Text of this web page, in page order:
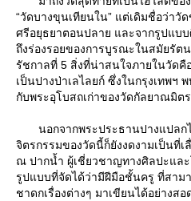
“วัดบางขุนเทียนใน” แต่เดิมชื่อว่าวั
ศรีอยุธยาตอนปลาย และจากรูปแบ
ถึงร่องรอยของการบูรณะในสมัยรัต
รัชกาลที่ 5 สิ่งที่น่าสนใจภายในวัด
เป็นปางป่าเลไลยก์ ซึ่งในกรุงเทพฯ
กับพระอุโบสถเก่าของวัดกัลยาณมิตร
นอกจากพระประธานปางแปลกไ
จิตรกรรมของวัดนี้ก็ยังงดงามเป็นที่เ
ณ ปากน้ำ ผู้เชี่ยวชาญทางศิลปะแล
รูปแบบที่จัดได้ว่ามีฝีมือชั้นครู ที่สาม
ชาดกเรื่องต่างๆ มาเขียนได้อย่างส